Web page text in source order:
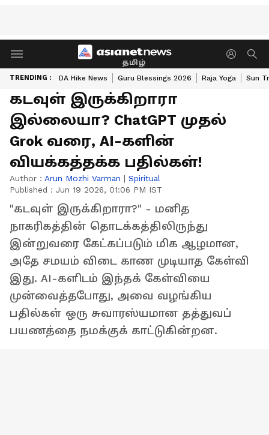
தமிழ்
TRENDING : DA Hike News Guru Blessings 2026 Raja Yoga Sun
கடவுள் இருக்கிறாரா
இல்லையா? ChatGPT முதல்
Grok வரை, AI-களின்
வியக்கத்தக்க பதில்கள்!
Author : Arun Mozhi Varman | Spiritual
Published : Jun 19 2026, 01:06 PM IST
"கடவுள் இருக்கிறாரா?" - மனித
நாகரிகத்தின் தொடக்கத்திலிருந்து
இன்றுவரை கேட்கப்படும் மிக ஆழமான,
அதே சமயம் விடை காண முடியாத கேள்வி
இது. AI-களிடம் இந்தக் கேள்வியை
முன்வைத்தபோது, அவை வழங்கிய
பதில்கள் ஒரு சுவாரஸ்யமான தத்துவப்
பயணத்தை நமக்குக் காட்டுகின்றன.